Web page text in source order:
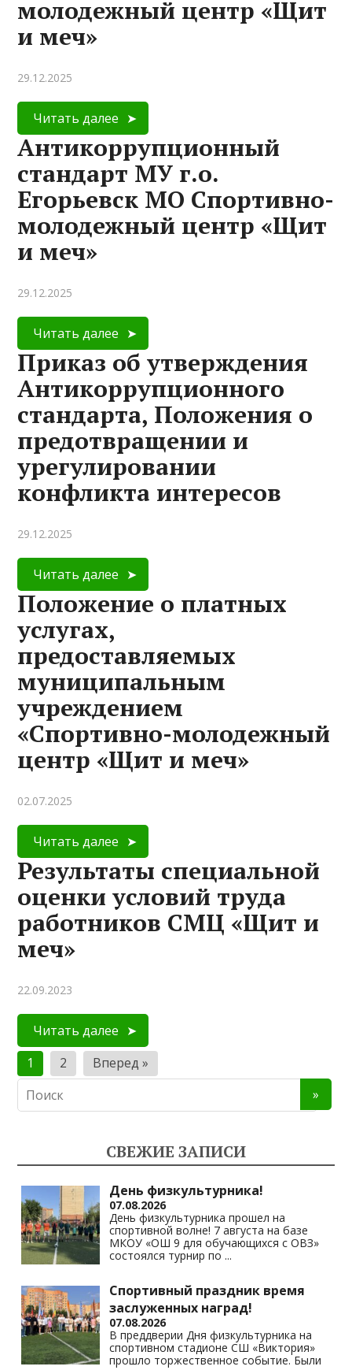
молодежный центр «Щит
и меч»
29.12.2025
Читать далее
Антикоррупционный
стандарт МУ г.о.
Егорьевск МО Спортивно-
молодежный центр «Щит
и меч»
29.12.2025
Читать далее
Приказ об утверждения
Антикоррупционного
стандарта, Положения о
предотвращении и
урегулировании
конфликта интересов
29.12.2025
Читать далее
Положение о платных
услугах,
предоставляемых
муниципальным
учреждением
«Спортивно-молодежный
центр «Щит и меч»
02.07.2025
Читать далее
Результаты специальной
оценки условий труда
работников СМЦ «Щит и
меч»
22.09.2023
Читать далее
Пагинация
записей
1 2 Вперед »
СВЕЖИЕ ЗАПИСИ
День физкультурника!
07.08.2026
День физкультурника прошел на
спортивной волне! 7 августа на базе
МКОУ «ОШ 9 для обучающихся с ОВЗ»
состоялся турнир по ...
Спортивный праздник время
заслуженных наград!
07.08.2026
В преддверии Дня физкультурника на
спортивном стадионе СШ «Виктория»
прошло торжественное событие. Были